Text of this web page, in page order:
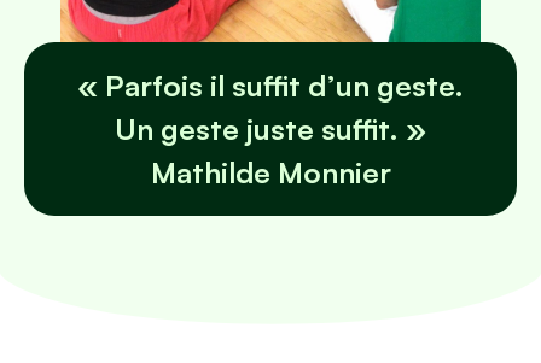
« Parfois il suffit d’un geste.
Un geste juste suffit. »
Mathilde Monnier